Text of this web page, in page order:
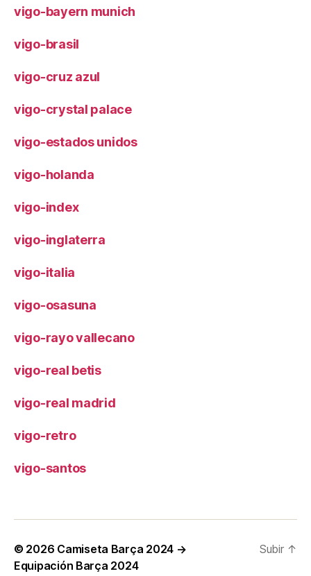
vigo-bayern munich
vigo-brasil
vigo-cruz azul
vigo-crystal palace
vigo-estados unidos
vigo-holanda
vigo-index
vigo-inglaterra
vigo-italia
vigo-osasuna
vigo-rayo vallecano
vigo-real betis
vigo-real madrid
vigo-retro
vigo-santos
© 2026 Camiseta Barça 2024 →
Equipación Barça 2024
Subir ↑